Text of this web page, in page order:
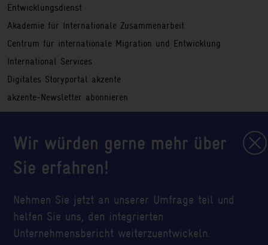
Entwicklungsdienst
Akademie für Internationale Zusammenarbeit
Centrum für internationale Migration und Entwicklung
International Services
Digitales Storyportal akzente
akzente-Newsletter abonnieren
Hinweisgeberportal
Service
Impressum
Rechtliche Hinweise
Datenschutzerklärung
Glossar
Wir würden gerne mehr über
Sie erfahren!
Nehmen Sie jetzt an unserer Umfrage teil und
helfen Sie uns, den integrierten
Unternehmensbericht weiterzuentwickeln.